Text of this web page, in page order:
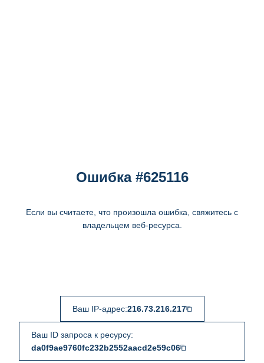
Ошибка #625116
Если вы считаете, что произошла ошибка, свяжитесь с
владельцем веб-ресурса.
Ваш IP-адрес:216.73.216.217
Ваш ID запроса к ресурсу:
da0f9ae9760fc232b2552aacd2e59c06